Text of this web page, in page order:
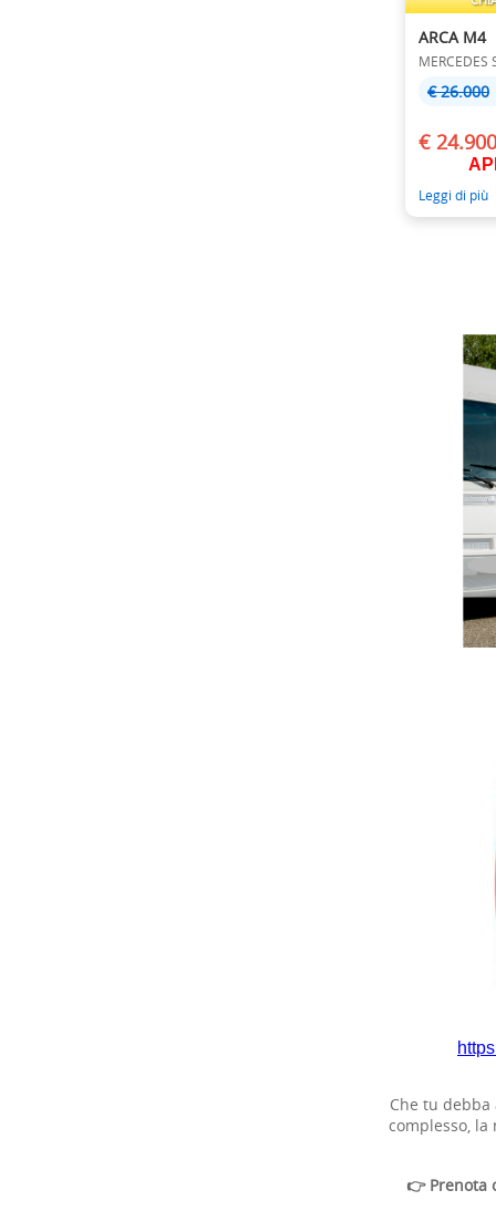
ARCA M4
€ 26.000
€ 24.900
Leggi di più
Che tu
complesso,
👉 Prenota